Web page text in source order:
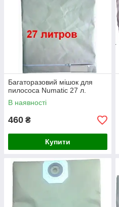
Багаторазовий мішок для
пилососа Numatic 27 л.
В наявності
460 ₴
Купити